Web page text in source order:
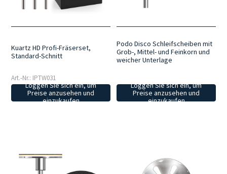
Kuartz HD Profi-Fräserset,
Standard-Schnitt
Art.-Nr.: IPTW031
Loggen Sie sich ein, um
Preise anzusehen und
einzukaufen
Podo Disco Schleifscheiben mit
Grob-, Mittel- und Feinkorn und
weicher Unterlage
Loggen Sie sich ein, um
Preise anzusehen und
einzukaufen